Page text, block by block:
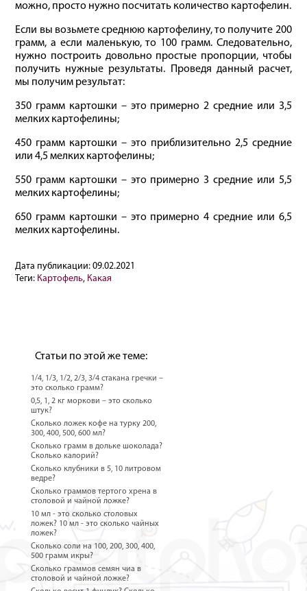
можно, просто нужно посчитать количество картофелин.
Если вы возьмете среднюю картофелину, то получите 200
грамм, а если маленькую, то 100 грамм. Следовательно,
нужно построить довольно простые пропорции, чтобы
получить нужные результаты. Проведя данный расчет,
мы получим результат:
350 грамм картошки – это примерно 2 средние или 3,5
мелких картофелины;
450 грамм картошки – это приблизительно 2,5 средние
или 4,5 мелких картофелины;
550 грамм картошки – это примерно 3 средние или 5,5
мелких картофелины;
650 грамм картошки – это примерно 4 средние или 6,5
мелких картофелины.
Дата публикации:09.02.2021
Теги: Картофель, Какая
Статьи по этой же теме:
1/4, 1/3, 1/2, 2/3, 3/4 стакана гречки –
это сколько грамм?
0,5, 1, 2 кг моркови – это сколько
штук?
Сколько ложек кофе на турку 200,
300, 400, 500, 600 мл?
Сколько грамм в дольке шоколада?
Сколько калорий?
Сколько клубники в 5, 10 литровом
ведре?
Сколько граммов тертого хрена в
столовой и чайной ложке?
10 мл - это сколько столовых
ложек? 10 мл - это сколько чайных
ложек?
Сколько соли на 100, 200, 300, 400,
500 грамм икры?
Сколько граммов семян чиа в
столовой и чайной ложке?